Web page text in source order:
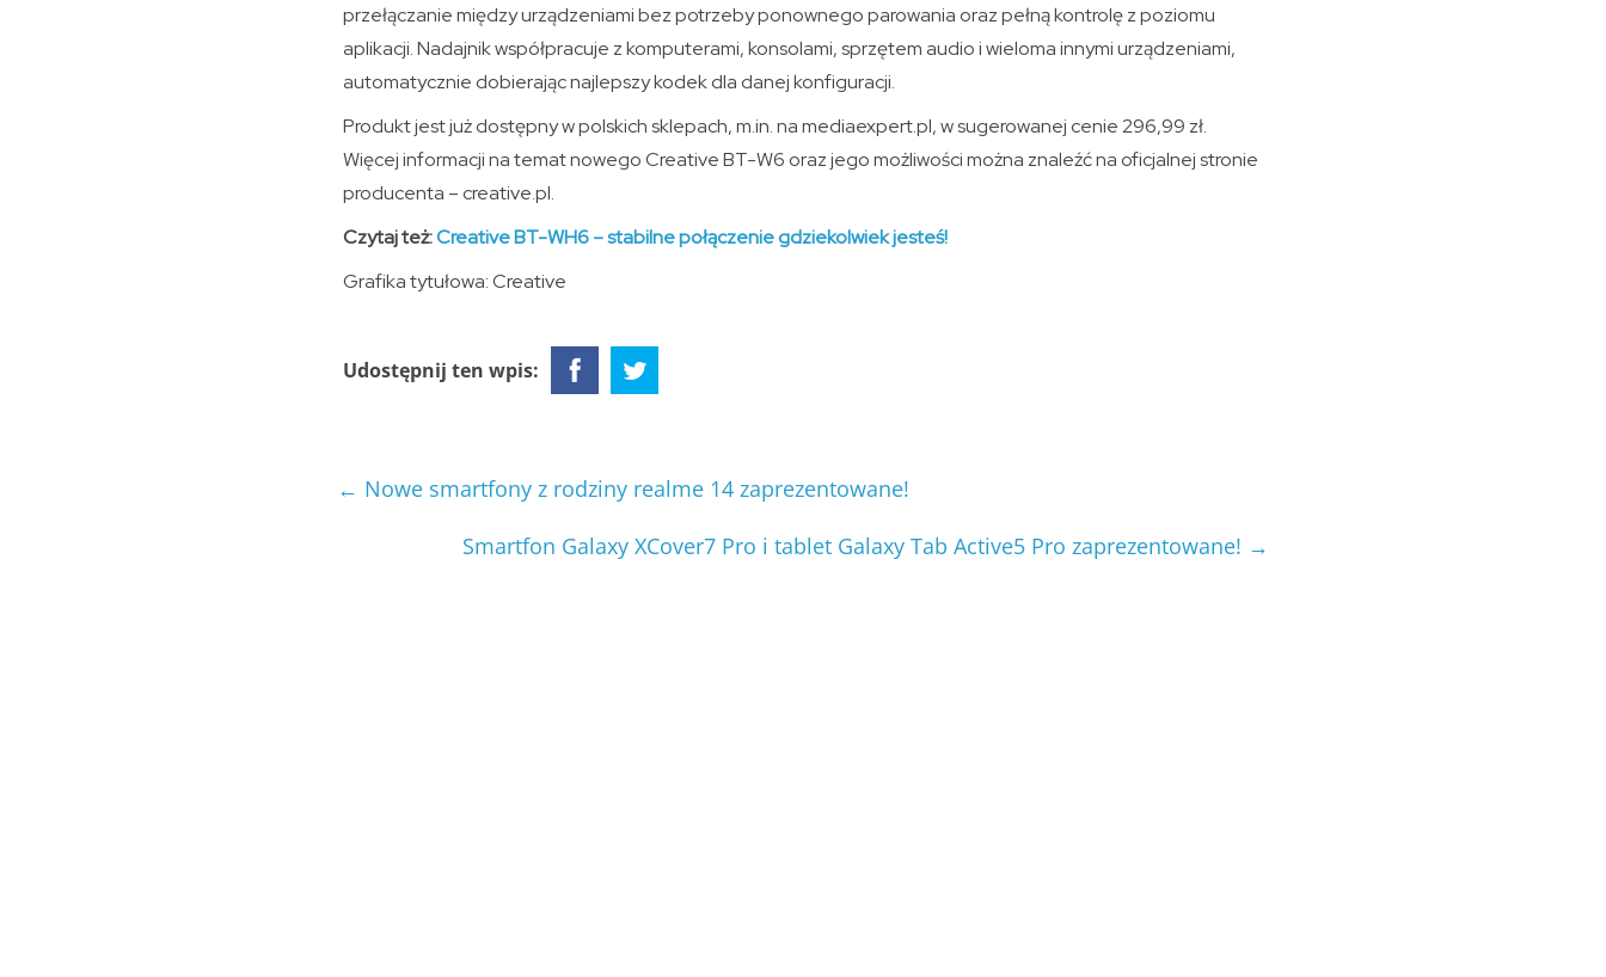
przełączanie między urządzeniami bez potrzeby ponownego parowania oraz pełną kontrolę z poziomu
aplikacji. Nadajnik współpracuje z komputerami, konsolami, sprzętem audio i wieloma innymi urządzeniami,
automatycznie dobierając najlepszy kodek dla danej konfiguracji.
Produkt jest już dostępny w polskich sklepach, m.in. na mediaexpert.pl, w sugerowanej cenie 296,99 zł.
Więcej informacji na temat nowego Creative BT-W6 oraz jego możliwości można znaleźć na oficjalnej stronie
producenta – creative.pl.
Czytaj też:Creative BT-WH6 – stabilne połączenie gdziekolwiek jesteś!
Grafika tytułowa: Creative
Udostępnij ten wpis:
← Nowe smartfony z rodziny realme 14 zaprezentowane!
Smartfon Galaxy XCover7 Pro i tablet Galaxy Tab Active5 Pro zaprezentowane! →